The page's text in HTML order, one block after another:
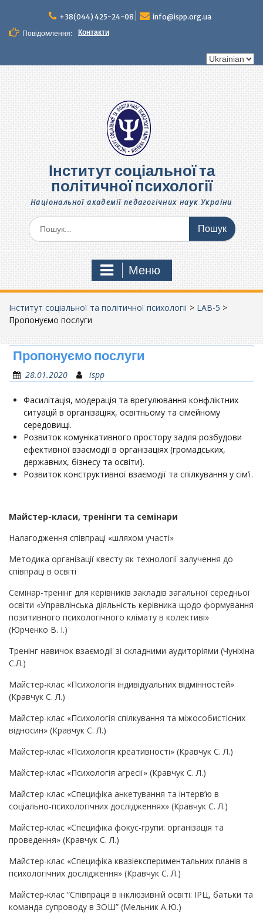
вмісту
+38(044) 425-24-08
info@ispp.org.ua
Повідомлення:
Контакти
Вибрати
Інститут соціальної та
політичної психології
Національної академії педагогічних наук України
Шукати:
Меню
Інститут соціальної та політичної психології > LAB-5 >
Пропонуємо послуги
Пропонуємо послуги
28.01.2020 ispp
Фасилітація, модерація та врегулювання конфліктних
ситуацій в організаціях, освітньому та сімейному
середовищі.
Розвиток комунікативного простору задля розбудови
ефективної взаємодії в організаціях (громадських,
державних, бізнесу та освіти).
Розвиток конструктивної взаємодії та спілкування у сім’ї.
Майстер-класи, тренінги та семінари
Налагодження співпраці «шляхом участі»
Методика організації квесту як технології залучення до
співпраці в освіті
Семінар-тренінг для керівників закладів загальної середньої
освіти «Управлінська діяльність керівника щодо формування
позитивного психологічного клімату в колективі»
(Юрченко В. І.)
Тренінг навичок взаємодії зі складними аудиторіями (Чуніхіна
С.Л.)
Майстер-клас «Психологія індивідуальних відмінностей»
(Кравчук С. Л.)
Майстер-клас «Психологія спілкування та міжособистісних
відносин» (Кравчук С. Л.)
Майстер-клас «Психологія креативності» (Кравчук С. Л.)
Майстер-клас «Психологія агресії» (Кравчук С. Л.)
Майстер-клас «Специфіка анкетування та інтерв’ю в
соціально-психологічних дослідженнях» (Кравчук С. Л.)
Майстер-клас «Специфіка фокус-групи: організація та
проведення» (Кравчук С. Л.)
Майстер-клас «Специфіка квазіекспериментальних планів в
психологічних дослідження» (Кравчук С. Л.)
Майстер-клас “Співпраця в інклюзивній освіті: ІРЦ, батьки та
команда супроводу в ЗОШ” (Мельник А.Ю.)